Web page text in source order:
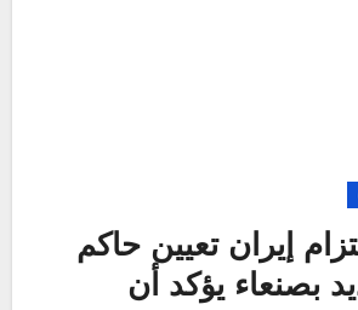
إيران تعيين حاكم
بصنعاء يؤكد أن